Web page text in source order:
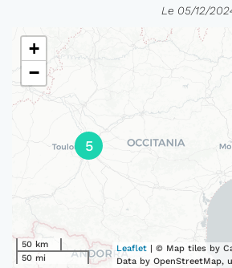
Le 05/12/
5
+
−
50 km
50 mi
Leaflet | © Map tiles by
Data by OpenStreetMap,